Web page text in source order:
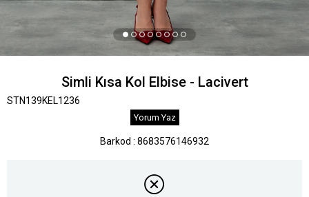
Simli Kısa Kol Elbise - Lacivert
STN139KEL1236
Yorum Yaz
Barkod : 8683576146932